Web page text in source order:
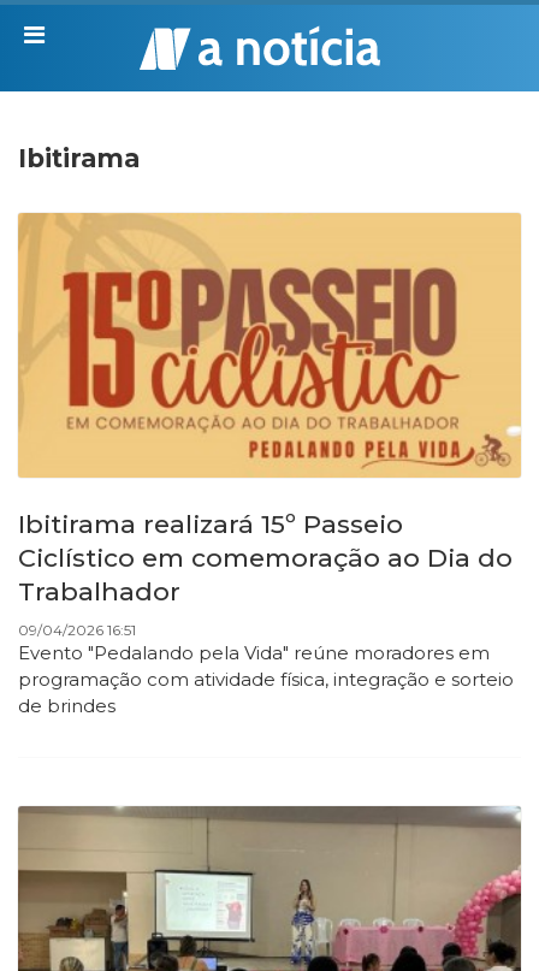
Ibitirama
Ibitirama realizará 15º Passeio
Ciclístico em comemoração ao Dia do
Trabalhador
09/04/2026 16:51
Evento "Pedalando pela Vida" reúne moradores em
programação com atividade física, integração e sorteio
de brindes